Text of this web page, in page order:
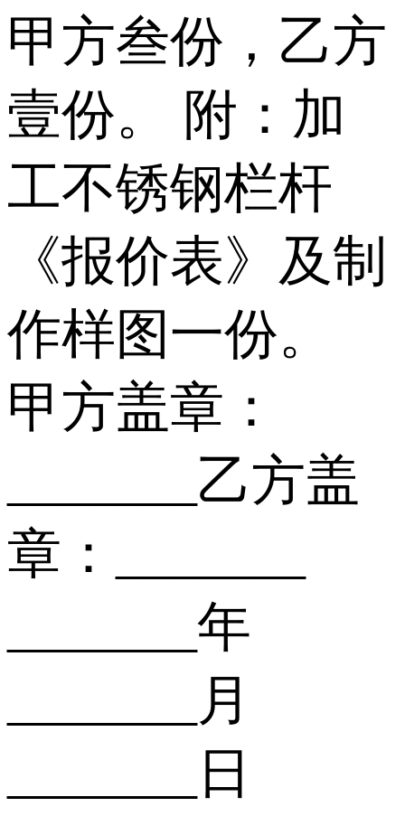
甲方叁份，乙方
壹份。 附：加
工不锈钢栏杆
《报价表》及制
作样图一份。
甲方盖章：
_______乙方盖
章：_______
_______年
_______月
_______日